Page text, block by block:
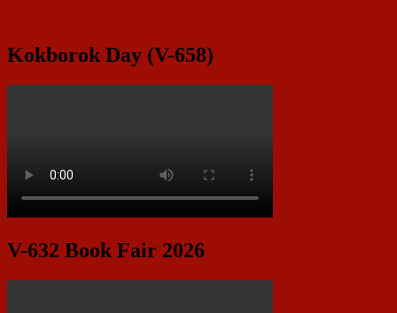
Kokborok Day (V-658)
V-632 Book Fair 2026